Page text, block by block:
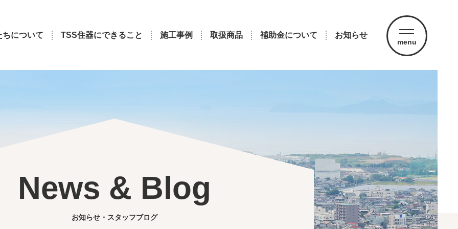
ちについて TSS住器にできること 施工事例 取扱商品 補助金について お知らせ
menu
News & Blog
お知らせ・スタッフブログ